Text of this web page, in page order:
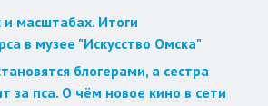
и масштабах. Итоги
в музее "Искусство Омска"
блогерами, а сестра
за пса. О чём новое кино в сети